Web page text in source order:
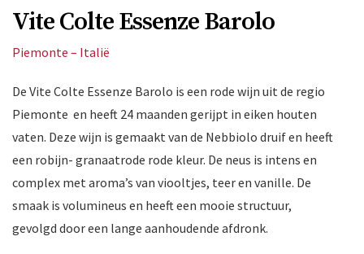
Vite Colte Essenze Barolo
Piemonte – Italië
De Vite Colte Essenze Barolo is een rode wijn uit de regio
Piemonte en heeft 24 maanden gerijpt in eiken houten
vaten. Deze wijn is gemaakt van de Nebbiolo druif en heeft
een robijn- granaatrode rode kleur. De neus is intens en
complex met aroma’s van viooltjes, teer en vanille. De
smaak is volumineus en heeft een mooie structuur,
gevolgd door een lange aanhoudende afdronk.